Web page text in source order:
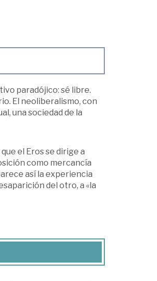
paradójico: sé libre.
El neoliberalismo, con
una sociedad de la
el Eros se dirige a
como mercancía
así la experiencia
del otro, a «la